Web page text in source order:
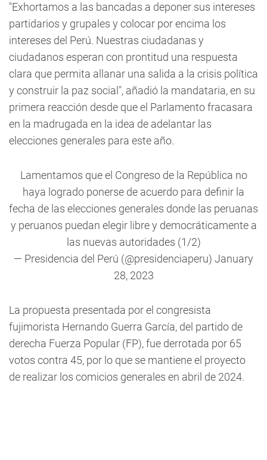
"Exhortamos a las bancadas a deponer sus intereses
partidarios y grupales y colocar por encima los
intereses del Perú. Nuestras ciudadanas y
ciudadanos esperan con prontitud una respuesta
clara que permita allanar una salida a la crisis política
y construir la paz social", añadió la mandataria, en su
primera reacción desde que el Parlamento fracasara
en la madrugada en la idea de adelantar las
elecciones generales para este año.
Lamentamos que el Congreso de la República no
haya logrado ponerse de acuerdo para definir la
fecha de las elecciones generales donde las peruanas
y peruanos puedan elegir libre y democráticamente a
las nuevas autoridades (1/2)
— Presidencia del Perú (@presidenciaperu) January
28, 2023
La propuesta presentada por el congresista
fujimorista Hernando Guerra García, del partido de
derecha Fuerza Popular (FP), fue derrotada por 65
votos contra 45, por lo que se mantiene el proyecto
de realizar los comicios generales en abril de 2024.